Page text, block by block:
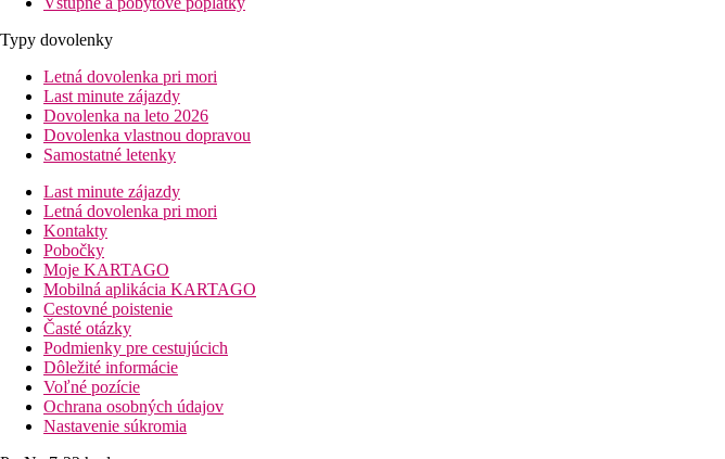
Typy dovolenky
Letná dovolenka pri mori
Last minute zájazdy
Dovolenka na leto 2026
Dovolenka vlastnou dopravou
Samostatné letenky
Last minute zájazdy
Letná dovolenka pri mori
Kontakty
Pobočky
Moje KARTAGO
Mobilná aplikácia KARTAGO
Cestovné poistenie
Časté otázky
Podmienky pre cestujúcich
Dôležité informácie
Voľné pozície
Ochrana osobných údajov
Nastavenie súkromia